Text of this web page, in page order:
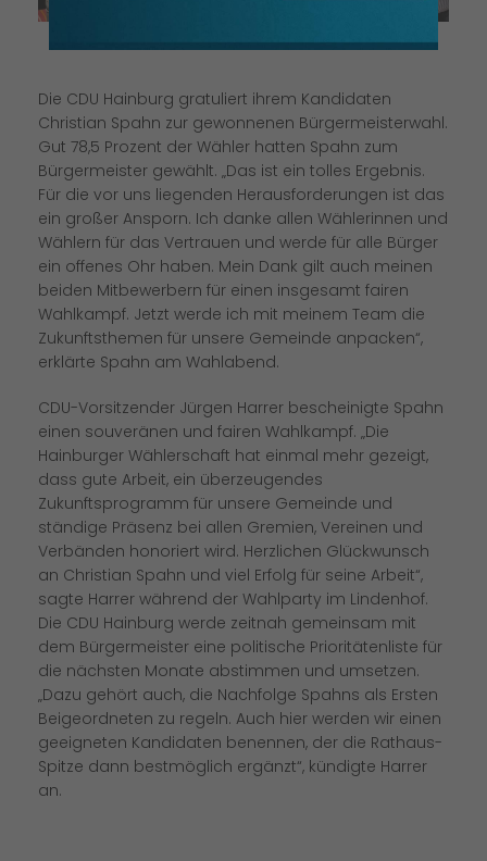
Die CDU Hainburg gratuliert ihrem Kandidaten
Christian Spahn zur gewonnenen Bürgermeisterwahl.
Gut 78,5 Prozent der Wähler hatten Spahn zum
Bürgermeister gewählt. „Das ist ein tolles Ergebnis.
Für die vor uns liegenden Herausforderungen ist das
ein großer Ansporn. Ich danke allen Wählerinnen und
Wählern für das Vertrauen und werde für alle Bürger
ein offenes Ohr haben. Mein Dank gilt auch meinen
beiden Mitbewerbern für einen insgesamt fairen
Wahlkampf. Jetzt werde ich mit meinem Team die
Zukunftsthemen für unsere Gemeinde anpacken“,
erklärte Spahn am Wahlabend.
CDU-Vorsitzender Jürgen Harrer bescheinigte Spahn
einen souveränen und fairen Wahlkampf. „Die
Hainburger Wählerschaft hat einmal mehr gezeigt,
dass gute Arbeit, ein überzeugendes
Zukunftsprogramm für unsere Gemeinde und
ständige Präsenz bei allen Gremien, Vereinen und
Verbänden honoriert wird. Herzlichen Glückwunsch
an Christian Spahn und viel Erfolg für seine Arbeit“,
sagte Harrer während der Wahlparty im Lindenhof.
Die CDU Hainburg werde zeitnah gemeinsam mit
dem Bürgermeister eine politische Prioritätenliste für
die nächsten Monate abstimmen und umsetzen.
Dazu gehört auch, die Nachfolge Spahns als Ersten
Beigeordneten zu regeln. Auch hier werden wir einen
geeigneten Kandidaten benennen, der die Rathaus-
Spitze dann bestmöglich ergänzt“, kündigte Harrer
an.